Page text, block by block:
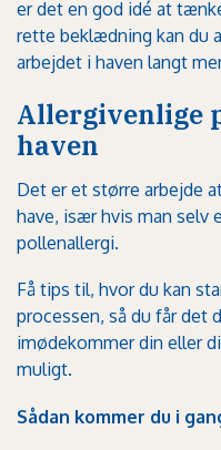
er det en god idé at
rette beklædning kan du
arbejdet i haven langt
Allergivenlige
haven
Det er et større arbejde
have, især hvis man selv
pollenallergi.
Få tips til, hvor du kan
processen, så du får det
imødekommer din eller
muligt.
Sådan kommer du i